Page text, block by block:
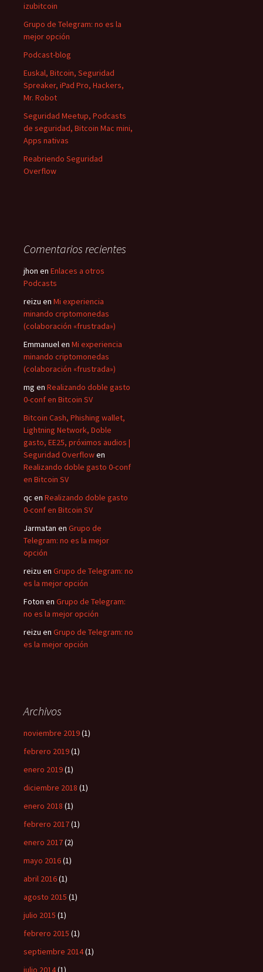
izubitcoin
Grupo de Telegram: no es la
mejor opción
Podcast-blog
Euskal, Bitcoin, Seguridad
Spreaker, iPad Pro, Hackers,
Mr. Robot
Seguridad Meetup, Podcasts
de seguridad, Bitcoin Mac mini,
Apps nativas
Reabriendo Seguridad
Overflow
Comentarios recientes
jhon en Enlaces a otros
Podcasts
reizu en Mi experiencia
minando criptomonedas
(colaboración «frustrada»)
Emmanuelen Mi experiencia
minando criptomonedas
(colaboración «frustrada»)
mg en Realizando doble gasto
0-conf en Bitcoin SV
Bitcoin Cash, Phishing wallet,
Lightning Network, Doble
gasto, EE25, próximos audios |
Seguridad Overflowen
Realizando doble gasto 0-conf
en Bitcoin SV
qc en Realizando doble gasto
0-conf en Bitcoin SV
Jarmatan en Grupo de
Telegram: no es la mejor
opción
reizu en Grupo de Telegram: no
es la mejor opción
Foton en Grupo de Telegram:
no es la mejor opción
reizu en Grupo de Telegram: no
es la mejor opción
Archivos
noviembre 2019(1)
febrero 2019(1)
enero 2019(1)
diciembre 2018 (1)
enero 2018 (1)
febrero 2017(1)
enero 2017(2)
mayo 2016(1)
abril 2016(1)
agosto 2015 (1)
julio 2015 (1)
febrero 2015 (1)
septiembre 2014(1)
julio 2014(1)